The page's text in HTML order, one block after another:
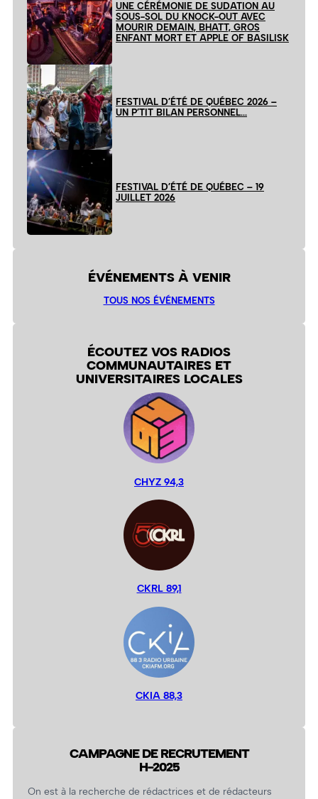
UNE CÉRÉMONIE DE SUDATION AU
SOUS-SOL DU KNOCK-OUT AVEC
MOURIR DEMAIN, BHATT, GROS
ENFANT MORT ET APPLE OF BASILISK
FESTIVAL D’ÉTÉ DE QUÉBEC 2026 –
UN P’TIT BILAN PERSONNEL…
FESTIVAL D’ÉTÉ DE QUÉBEC – 19
JUILLET 2026
ÉVÉNEMENTS À VENIR
TOUS NOS ÉVÉNEMENTS
ÉCOUTEZ VOS RADIOS
COMMUNAUTAIRES ET
UNIVERSITAIRES LOCALES
CHYZ 94,3
CKRL 89,1
CKIA 88,3
CAMPAGNE DE RECRUTEMENT
H-2025
On est à la recherche de rédactrices et de rédacteurs